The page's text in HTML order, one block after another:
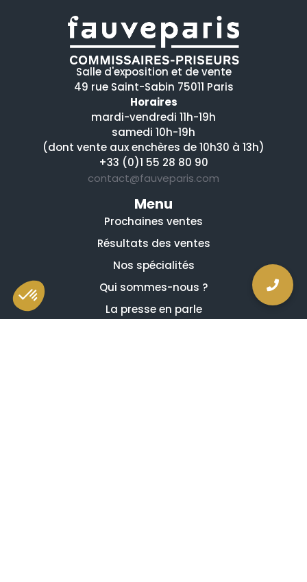
Salle d'exposition et de vente
49 rue Saint-Sabin 75011 Paris
Horaires
mardi-vendredi 11h-19h
samedi 10h-19h
(dont vente aux enchères de 10h30 à 13h)
+33 (0)1 55 28 80 90
contact@fauveparis.com
Menu
Prochaines ventes
Résultats des ventes
Nos spécialités
Qui sommes-nous ?
La presse en parle